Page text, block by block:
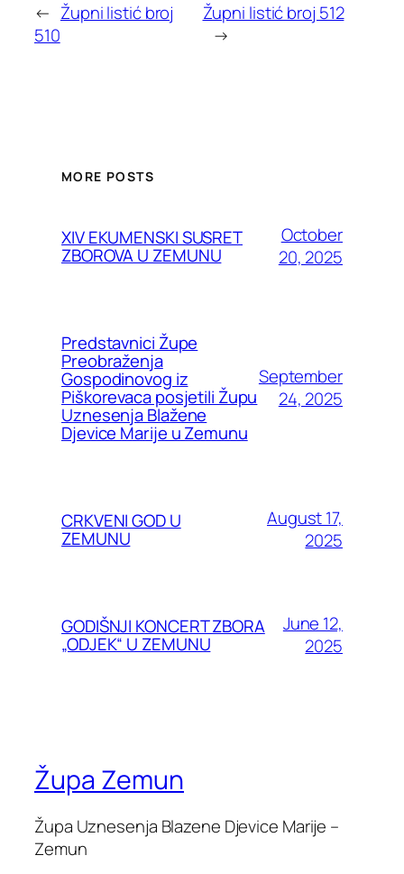
← Župni listić broj
510
Župni listić broj 512
→
MORE POSTS
XIV EKUMENSKI SUSRET
ZBOROVA U ZEMUNU
October
20, 2025
Predstavnici Župe
Preobraženja
Gospodinovog iz
Piškorevaca posjetili Župu
Uznesenja Blažene
Djevice Marije u Zemunu
September
24, 2025
CRKVENI GOD U
ZEMUNU
August 17,
2025
GODIŠNJI KONCERT ZBORA
„ODJEK“ U ZEMUNU
June 12,
2025
Župa Zemun
Župa Uznesenja Blazene Djevice Marije –
Zemun